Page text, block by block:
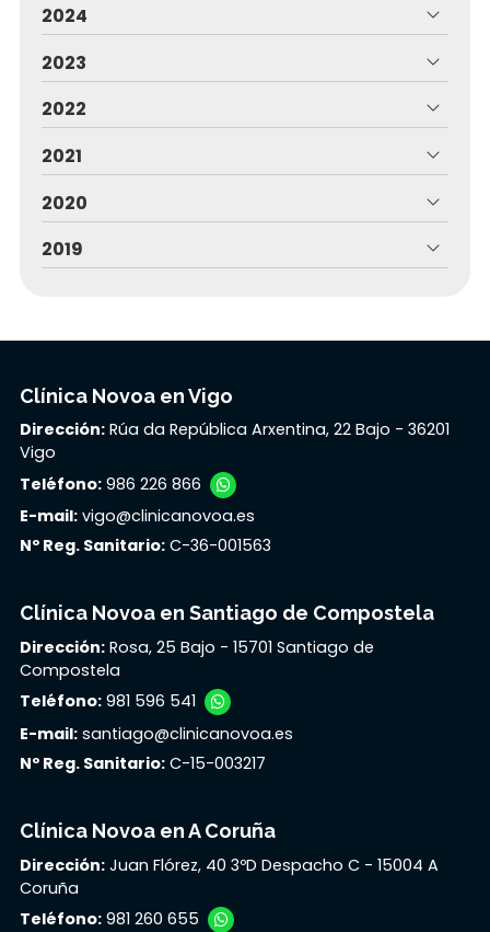
2024
2023
2022
2021
2020
2019
Clínica Novoa en Vigo
Dirección: Rúa da República Arxentina, 22 Bajo - 36201
Vigo
Teléfono: 986 226 866
E-mail: vigo@clinicanovoa.es
Nº Reg. Sanitario: C-36-001563
Clínica Novoa en Santiago de Compostela
Dirección: Rosa, 25 Bajo - 15701 Santiago de
Compostela
Teléfono: 981 596 541
E-mail: santiago@clinicanovoa.es
Nº Reg. Sanitario: C-15-003217
Clínica Novoa en A Coruña
Dirección: Juan Flórez, 40 3ºD Despacho C - 15004 A
Coruña
Teléfono: 981 260 655